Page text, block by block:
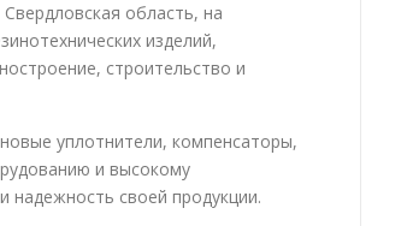
область, на
изделий,
строительство и
уплотнители, компенсаторы,
и высокому
надежность своей продукции.